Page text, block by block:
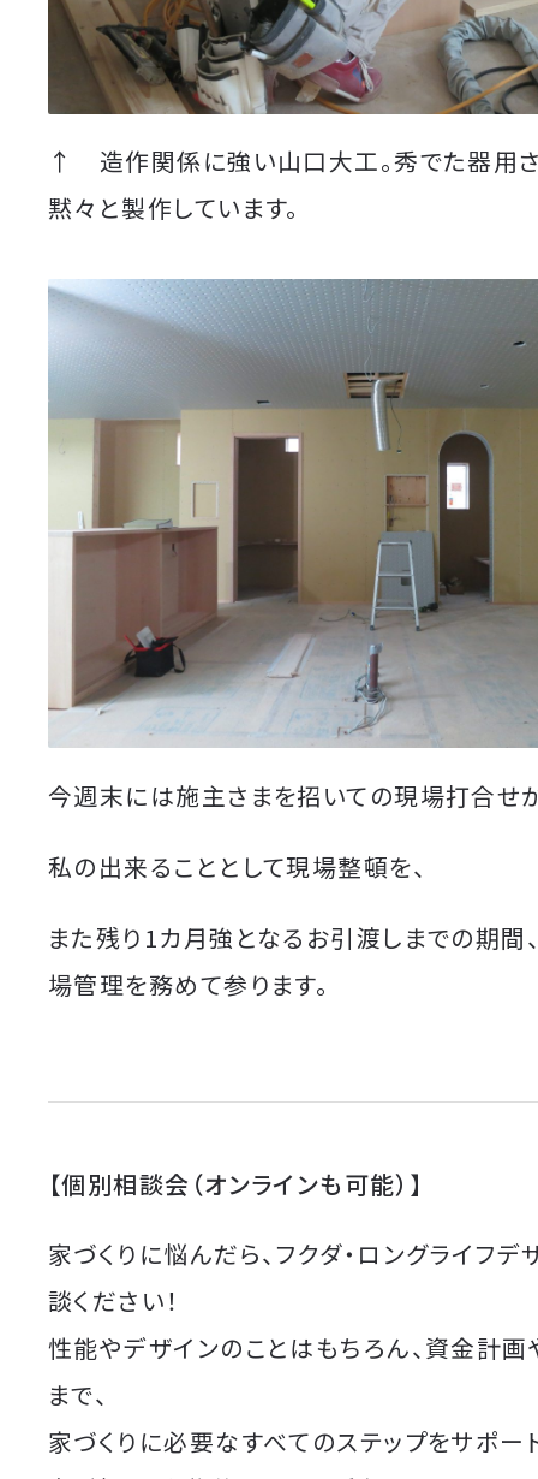
↑ 造作関係に強い山口大工。秀でた器用
黙々と製作しています。
今週末には施主さまを招いての現場打合せ
私の出来ることとして現場整頓を、
また残り1カ月強となるお引渡しまでの期間
場管理を務めて参ります。
【個別相談会（オンラインも可能）】
家づくりに悩んだら、フクダ・ロングライフ
談ください！
性能やデザインのことはもちろん、資金計
まで、
家づくりに必要なすべてのステップをサポー